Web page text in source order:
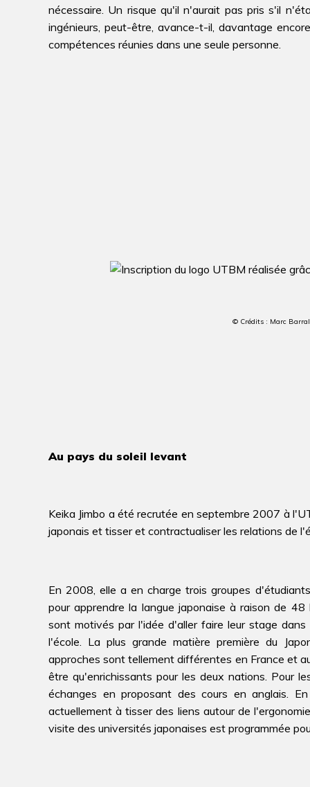
nécessaire. Un risque qu'il n'aurait pas pris s'il
ingénieurs, peut-être, avance-t-il, davantage
compétences réunies dans une seule personne.
© Crédits : Marc
Au pays du soleil levant
Keika Jimbo a été recrutée en septembre 2007 à
japonais et tisser et contractualiser les relations de
En 2008, elle a en charge trois groupes
pour apprendre la langue japonaise à raison de
sont motivés par l'idée d'aller faire leur stage
l'école. La plus grande matière première du
approches sont tellement différentes en France et
être qu'enrichissants pour les deux nations. Pour
échanges en proposant des cours en anglais.
actuellement à tisser des liens autour de
visite des universités japonaises est programmée